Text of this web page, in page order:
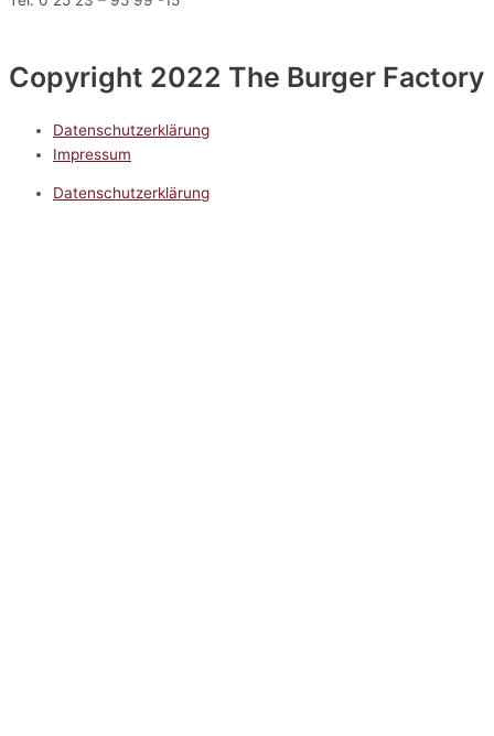
Copyright 2022 The Burger Factory
Datenschutzerklärung
Impressum
Datenschutzerklärung